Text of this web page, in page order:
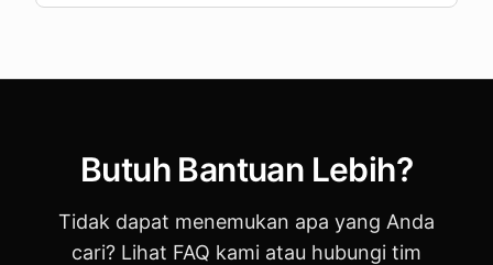
Butuh Bantuan Lebih?
Tidak dapat menemukan apa yang Anda
cari? Lihat FAQ kami atau hubungi tim